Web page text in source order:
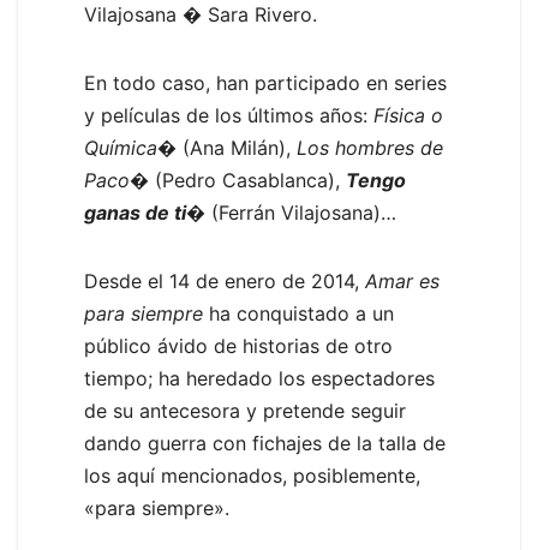
Vilajosana � Sara Rivero.
En todo caso, han participado en series
y películas de los últimos años: Física o
Química� (Ana Milán), Los hombres de
Paco� (Pedro Casablanca), Tengo
ganas de ti� (Ferrán Vilajosana)…
Desde el 14 de enero de 2014, Amar es
para siempre ha conquistado a un
público ávido de historias de otro
tiempo; ha heredado los espectadores
de su antecesora y pretende seguir
dando guerra con fichajes de la talla de
los aquí mencionados, posiblemente,
«para siempre».